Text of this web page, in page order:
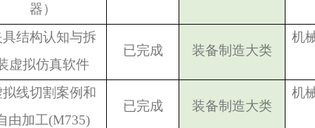
器）
结构认知与拆
虚拟仿真软件
已完成 装备制造大类
机
线切割案例和
由加工(M735)
已完成 装备制造大类
机